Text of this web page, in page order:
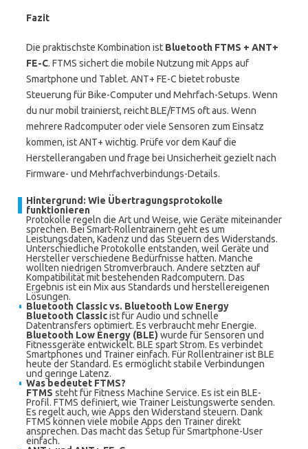
Fazit
Die praktischste Kombination ist Bluetooth FTMS + ANT+
FE-C. FTMS sichert die mobile Nutzung mit Apps auf
Smartphone und Tablet. ANT+ FE-C bietet robuste
Steuerung für Bike-Computer und Mehrfach-Setups. Wenn
du nur mobil trainierst, reicht BLE/FTMS oft aus. Wenn
mehrere Radcomputer oder viele Sensoren zum Einsatz
kommen, ist ANT+ wichtig. Prüfe vor dem Kauf die
Herstellerangaben und frage bei Unsicherheit gezielt nach
Firmware- und Mehrfachverbindungs-Details.
Hintergrund: Wie Übertragungsprotokolle
funktionieren
Protokolle regeln die Art und Weise, wie Geräte miteinander
sprechen. Bei Smart-Rollentrainern geht es um
Leistungsdaten, Kadenz und das Steuern des Widerstands.
Unterschiedliche Protokolle entstanden, weil Geräte und
Hersteller verschiedene Bedürfnisse hatten. Manche
wollten niedrigen Stromverbrauch. Andere setzten auf
Kompatibilität mit bestehenden Radcomputern. Das
Ergebnis ist ein Mix aus Standards und herstellereigenen
Lösungen.
Bluetooth Classic vs. Bluetooth Low Energy
Bluetooth Classicist für Audio und schnelle
Datentransfers optimiert. Es verbraucht mehr Energie.
Bluetooth Low Energy (BLE) wurde für Sensoren und
Fitnessgeräte entwickelt. BLE spart Strom. Es verbindet
Smartphones und Trainer einfach. Für Rollentrainer ist BLE
heute der Standard. Es ermöglicht stabile Verbindungen
und geringe Latenz.
Was bedeutet FTMS?
FTMS steht für Fitness Machine Service. Es ist ein BLE-
Profil. FTMS definiert, wie Trainer Leistungswerte senden.
Es regelt auch, wie Apps den Widerstand steuern. Dank
FTMS können viele mobile Apps den Trainer direkt
ansprechen. Das macht das Setup für Smartphone-User
einfach.